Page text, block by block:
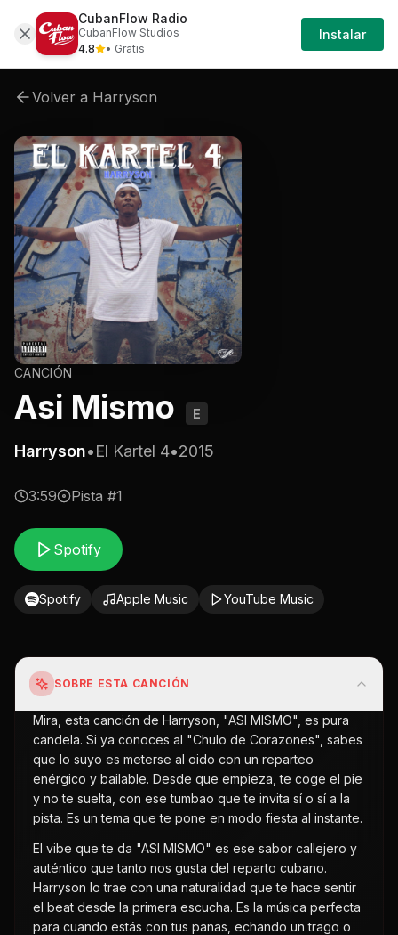
Artistas Harryson Harryson-el-kartel-4
Volver a Harryson
CANCIÓN
Asi Mismo E
Harryson•El Kartel 4•2015
3:59 Pista #1
Spotify
Spotify Apple Music YouTube Music
SOBRE ESTA CANCIÓN
Mira, esta canción de Harryson, "ASI MISMO", es pura
candela. Si ya conoces al "Chulo de Corazones", sabes
que lo suyo es meterse al oido con un reparteo
enérgico y bailable. Desde que empieza, te coge el pie
y no te suelta, con ese tumbao que te invita sí o sí a la
pista. Es un tema que te pone en modo fiesta al instante.
El vibe que te da "ASI MISMO" es ese sabor callejero y
auténtico que tanto nos gusta del reparto cubano.
Harryson lo trae con una naturalidad que te hace sentir
el beat desde la primera escucha. Es la música perfecta
para cuando estás con tus panas, echando un trago o
CubanFlow Radio
CubanFlow Studios
4.8
• Gratis
Instalar